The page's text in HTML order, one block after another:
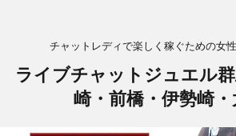
チャットレディで楽しく稼ぐための女
ライブチャットジュエル
崎・前橋・伊勢崎・